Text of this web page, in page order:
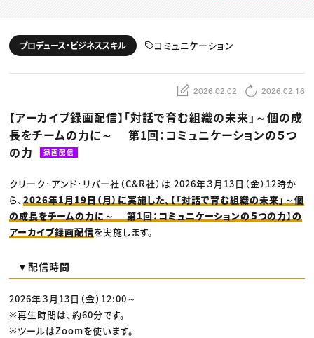
動画配信・映像制作
編集・ライティング
ディレクション
TOP Creator’s コラム トップ
Webクリエイター
ゲームクリエイター
クリエイターインタビュー
C＆R Magazine
セミナー
ニュース・トレンド トップ
Web
映像
ゲーム・エンタメ
広告
CREATIVE VILLAGEからのお知らせ
プロフェッショナル×つながる×メディア
プロデュース・ビジネススキル コミュニケーション
2026.02.02 2026.02.16
【アーカイブ録画配信】「対話で育む組織の未来」～個の成
長をチームの力に～ 第1回：コミュニケーションの５つ
の力
録画配信
クリーク･アンド･リバー社（C&R社）は 2026年３月13日（金）12時か
ら、2026年1月19日（月）に実施した、【「対話で育む組織の未来」～個
の成長をチームの力に～ 第1回：コミュニケーションの５つの力】の
アーカイブ録画配信を実施します。
▼配信時間
2026年３月13日（金）12:00～
※再生時間は、約60分です。
※ツールはZoomを使います。